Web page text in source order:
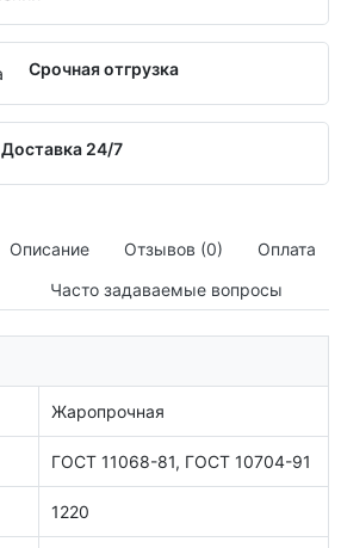
Срочная отгрузка
Доставка 24/7
Описание Отзывов (0)
Оплата
Часто задаваемые вопросы
Жаропрочная
ГОСТ 11068-81, ГОСТ 10704-91
1220